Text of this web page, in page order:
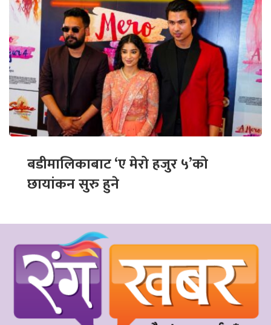
बडीमालिकाबाट ‘ए मेरो हजुर ५’को
छायांकन सुरु हुने